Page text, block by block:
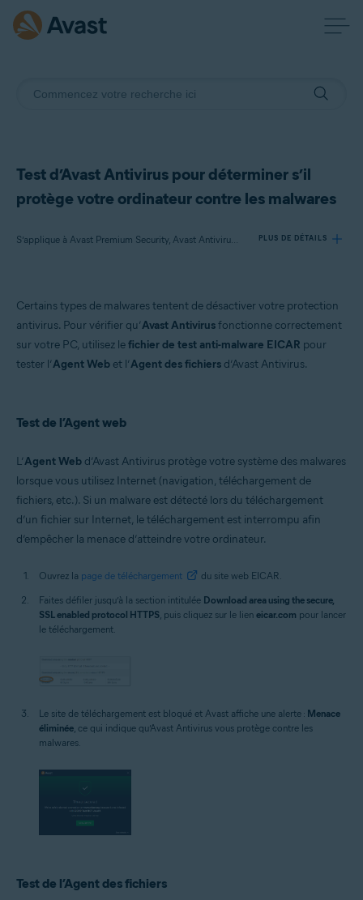
Test d’Avast Antivirus pour déterminer s’il
protège votre ordinateur contre les malwares
S’applique à Avast Premium Security, Avast Antivirus Gratuit PLUS DE DÉTAILS
Produits:
Avast Premium Security 21.x
Systèmes d'exploitation:
Éducation (32/64 bits)
Microsoft Windows 7 Édition Familiale Basique/Édition Familiale
Premium/Professionnel/Entreprise/Édition Intégrale - Service Pack 1
avec mise à jour cumulative de commodité (32/64 bits)
Certains types de malwares tentent de désactiver votre protection
antivirus. Pour vérifier qu’Avast Antivirusfonctionne correctement
sur votre PC, utilisez lefichier de test anti-malware EICAR pour
tester l’Agent Web et l’Agent des fichiers d’Avast Antivirus.
Test de l’Agent web
L’Agent Web d’Avast Antivirus protège votre système des malwares
lorsque vous utilisez Internet (navigation, téléchargement de
fichiers, etc.). Si un malware est détecté lors du téléchargement
d’un fichier sur Internet, le téléchargement est interrompu afin
d’empêcher la menace d’atteindre votre ordinateur.
Ouvrez la page de téléchargement
du site web EICAR.
Faites défiler jusqu’à la section intitulée Download area using the secure,
SSL enabled protocol HTTPS, puis cliquez sur le lien eicar.com pour lancer
le téléchargement.
Le site de téléchargement est bloqué et Avast affiche une alerte : Menace
éliminée , ce qui indique qu’Avast Antivirus vous protège contre les
malwares.
Test de l’Agent des fichiers